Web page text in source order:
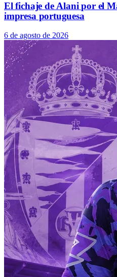
El fichaje de Alani por el
impresa portuguesa
6 de agosto de 2026